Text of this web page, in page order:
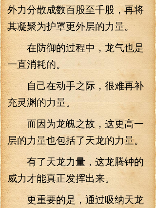
外力分散成数百股至千股，再将
其凝聚为护罩更外层的力量。
在防御的过程中，龙气也是
一直消耗的。
自己在动手之际，很难再补
充灵渊的力量。
而因为龙魄之故，这更高一
层的力量也包括了天龙的力量。
有了天龙力量，这龙腾钟的
威力才能真正发挥出来。
更重要的是，通过吸纳天龙